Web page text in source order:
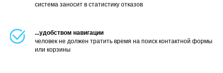
система заносит в статистику отказов
...удобством навигации
человек не должен тратить время на поиск контактной формы
или корзины